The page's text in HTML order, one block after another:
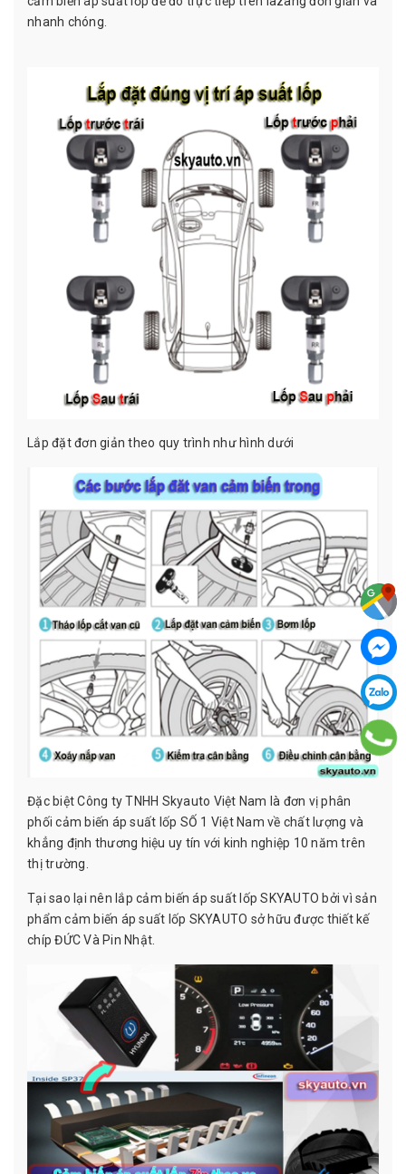
nhanh chóng.
Lắp đặt đơn giản theo quy trình như hình dưới
Đặc biệt Công ty TNHH Skyauto Việt Nam là đơn vị phân
phối cảm biến áp suất lốp SỐ 1 Việt Nam về chất lượng và
khẳng định thương hiệu uy tín với kinh nghiệp 10 năm trên
thị trường.
Tại sao lại nên lắp cảm biến áp suất lốp SKYAUTO bởi vì sản
phẩm cảm biến áp suất lốp SKYAUTO sở hữu được thiết kế
chíp ĐỨC Và Pin Nhật.